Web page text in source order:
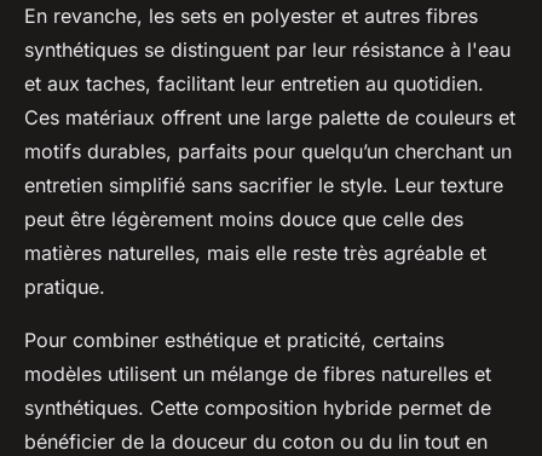
En revanche, les sets en polyester et autres fibres
synthétiques se distinguent par leur résistance à l'eau
et aux taches, facilitant leur entretien au quotidien.
Ces matériaux offrent une large palette de couleurs et
motifs durables, parfaits pour quelqu’un cherchant un
entretien simplifié sans sacrifier le style. Leur texture
peut être légèrement moins douce que celle des
matières naturelles, mais elle reste très agréable et
pratique.
Pour combiner esthétique et praticité, certains
modèles utilisent un mélange de fibres naturelles et
synthétiques. Cette composition hybride permet de
bénéficier de la douceur du coton ou du lin tout en